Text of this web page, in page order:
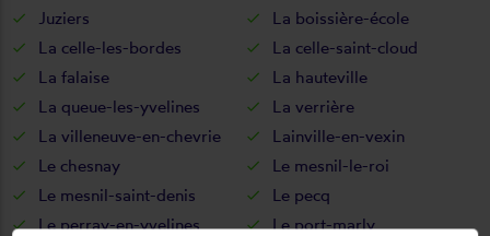
Juziers
La boissière-école
La celle-les-bordes
La celle-saint-cloud
La falaise
La hauteville
La queue-les-yvelines
La verrière
La villeneuve-en-chevrie
Lainville-en-vexin
Le chesnay
Le mesnil-le-roi
Le mesnil-saint-denis
Le pecq
Le perray-en-yvelines
Le port-marly